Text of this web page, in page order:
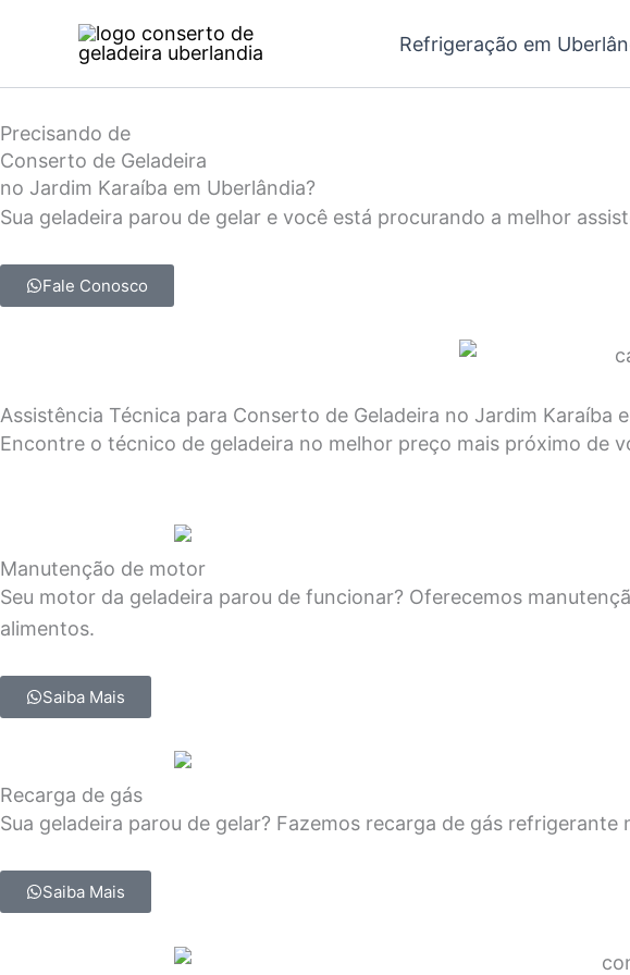
Refrigeração em
Precisando de
Conserto de Geladeira
no Jardim Karaíba em Uberlândia?
Sua geladeira parou de gelar e você está procurando a melhor
Fale Conosco
Assistência Técnica para Conserto de Geladeira no Jardim Karaíba
Encontre o técnico de geladeira no melhor preço mais próximo de
Manutenção de motor
Seu motor da geladeira parou de funcionar? Oferecemos
alimentos.
Saiba Mais
Recarga de gás
Sua geladeira parou de gelar? Fazemos recarga de gás
Saiba Mais